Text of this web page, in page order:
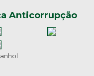
Anticorrupção